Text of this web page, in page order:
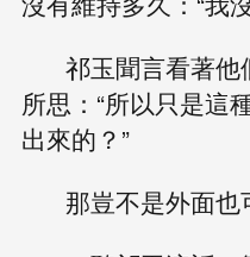
祁玉聞言看著
所思：“所以只是這
出來的？”
那豈不是外面也